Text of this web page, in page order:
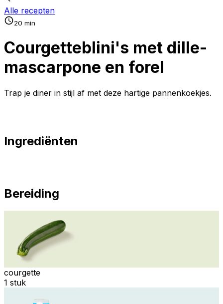
Alle recepten
20 min
Courgetteblini's met dille-
mascarpone en forel
Trap je diner in stijl af met deze hartige pannenkoekjes.
Ingrediënten
Bereiding
courgette
1 stuk